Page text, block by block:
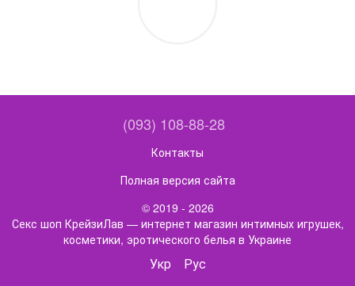
(093) 108-88-28
Контакты
Полная версия сайта
© 2019 - 2026
Секс шоп КрейзиЛав — интернет магазин интимных игрушек,
косметики, эротического белья в Украине
Укр Рус